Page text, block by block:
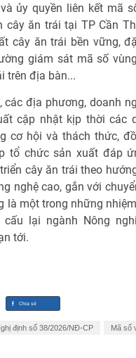
ủy quyền liên kết mã
cây ăn trái tại TP Cần
cây ăn trái bền vững,
giám sát mã số
trên địa bàn...
các địa phương, doanh
cập nhật kịp thời các
cơ hội và thách thức,
tổ chức sản xuất đáp
cây ăn trái theo
nghệ cao, gắn với
là một trong những
lại ngành Nông
tới.
định số 38/2026/NĐ-CP Mã số